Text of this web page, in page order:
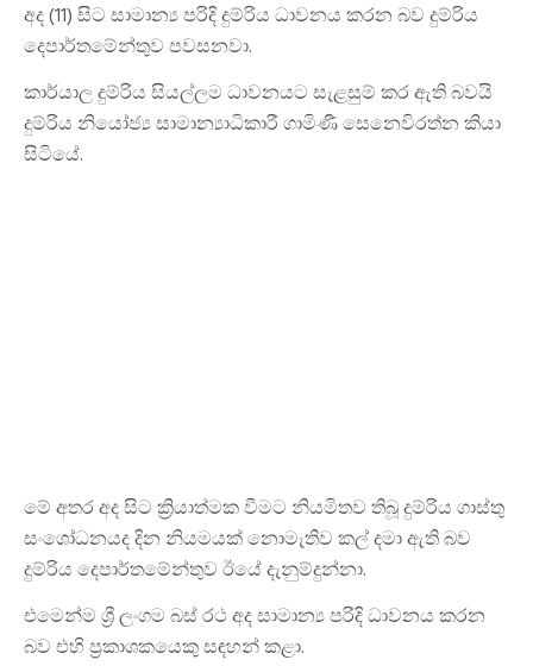
අද (11) සිට සාමාන්‍ය පරිදි දුම්රිය ධාවනය කරන බව දුම්රිය
දෙපාර්තමේන්තුව පවසනවා.
කාර්යාල දුම්රිය සියල්ලම ධාවනයට සැළසුම් කර ඇති බවයි
දුම්රිය නියෝජ්‍ය සාමාන්‍යාධිකාරී ගාමිණී සෙනෙවිරත්න කියා
සිටියේ.
මේ අතර අද සිට ක්‍රියාත්මක වීමට නියමිතව තිබූ දුම්රිය ගාස්තු
සංශෝධනයද දින නියමයක් නොමැතිව කල් දමා ඇති බව
දුම්රිය දෙපාර්තමේන්තුව ඊයේ දැනුම්දුන්නා.
එමෙන්ම ශ්‍රී ලංගම බස් රථ අද සාමාන්‍ය පරිදි ධාවනය කරන
බව එහි ප්‍රකාශකයෙකු සඳහන් කළා.